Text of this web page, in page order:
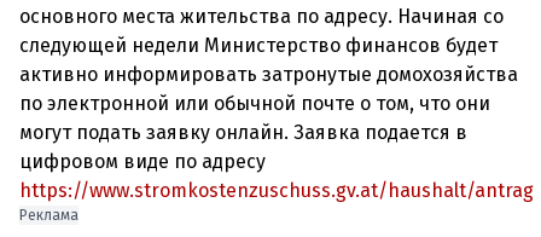
основного места жительства по адресу. Начиная со
следующей недели Министерство финансов будет
активно информировать затронутые домохозяйства
по электронной или обычной почте о том, что они
могут подать заявку онлайн. Заявка подается в
цифровом виде по адресу
https://www.stromkostenzuschuss.gv.at/haushalt/antrag
Реклама